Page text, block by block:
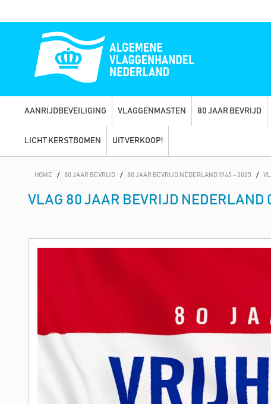
AANRIJDBEVEILIGING VLAGGENMASTEN 80 JAAR BEVRIJD
LICHT KERSTBOMEN UITVERKOOP!
HOME / 80 JAAR BEVRIJD / 80 JAAR BEVRIJD NEDERLAND 1945 - 2025 /
VLAG 80 JAAR BEVRIJD NEDERLAND